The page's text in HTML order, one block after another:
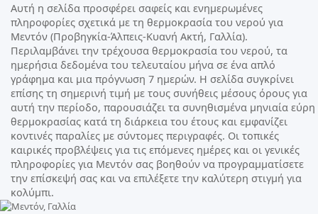
Αυτή η σελίδα προσφέρει σαφείς και ενημερωμένες
πληροφορίες σχετικά με τη θερμοκρασία του νερού για
Μεντόν (Προβηγκία-Άλπεις-Κυανή Ακτή, Γαλλία).
Περιλαμβάνει την τρέχουσα θερμοκρασία του νερού, τα
ημερήσια δεδομένα του τελευταίου μήνα σε ένα απλό
γράφημα και μια πρόγνωση 7 ημερών. Η σελίδα συγκρίνει
επίσης τη σημερινή τιμή με τους συνήθεις μέσους όρους για
αυτή την περίοδο, παρουσιάζει τα συνηθισμένα μηνιαία εύρη
θερμοκρασίας κατά τη διάρκεια του έτους και εμφανίζει
κοντινές παραλίες με σύντομες περιγραφές. Οι τοπικές
καιρικές προβλέψεις για τις επόμενες ημέρες και οι γενικές
πληροφορίες για Μεντόν σας βοηθούν να προγραμματίσετε
την επίσκεψή σας και να επιλέξετε την καλύτερη στιγμή για
κολύμπι.